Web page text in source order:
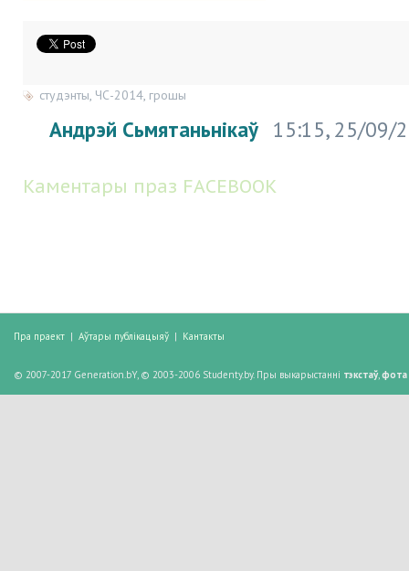
студэнты ЧС-2014 грошы
Андрэй Сьмятаньнікаў 15:15, 25/09/
Каментары праз FACEBOOK
Пра праект | Аўтары публікацыяў | Кантакты
© 2007-2017 Generation.bY, © 2003-2006 Studenty.by. Пры выкарыстанні тэкстаў, фота